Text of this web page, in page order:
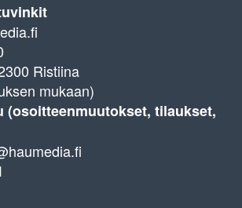
Ristiina
mukaan)
(osoitteenmuutokset, tilaukset,